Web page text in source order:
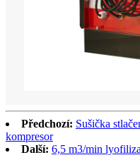
Předchozí: Sušička
kompresor
Další: 6,5 m3/min